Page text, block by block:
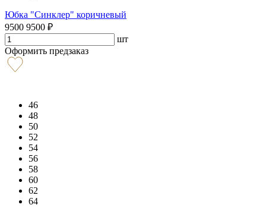
Юбка "Синклер" коричневый
9500 9500 ₽
шт
Оформить предзаказ
46
48
50
52
54
56
58
60
62
64